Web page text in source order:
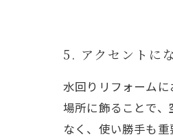
5. アクセントに
水回りリフォーム
場所に飾ることで
なく、使い勝手も